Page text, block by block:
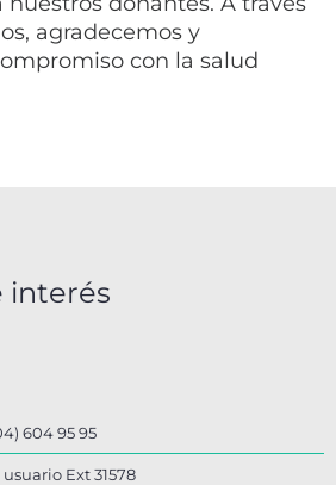
agradecemos y
con la salud
interés
604 95 95
Ext 31578